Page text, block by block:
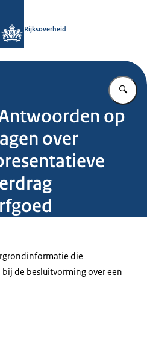
Rijksoverheid
op
over
die
de besluitvorming over een